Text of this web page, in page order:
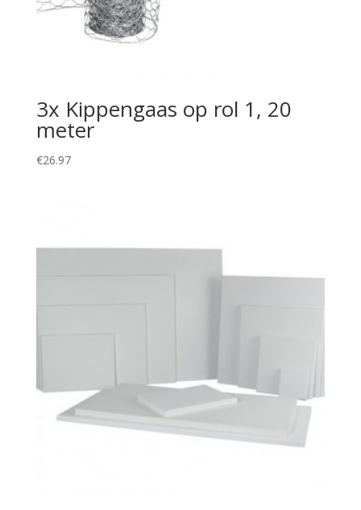
3x Kippengaas op rol 1, 20
meter
€26.97